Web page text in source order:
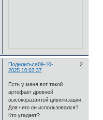
Поделиться 2
09-10-
2025 10:02:37
Есть у меня вот такой
артефакт древней
высокоразвитой цивилизации.
Для чего он использовался?
Кто угадает?